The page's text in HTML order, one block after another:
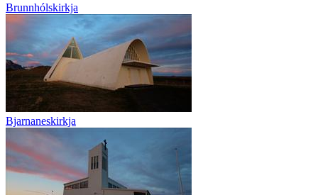
Brunnhólskirkja
Bjarnaneskirkja